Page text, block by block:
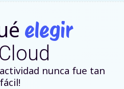
elegir
Cloud
nunca fue tan
fácil!